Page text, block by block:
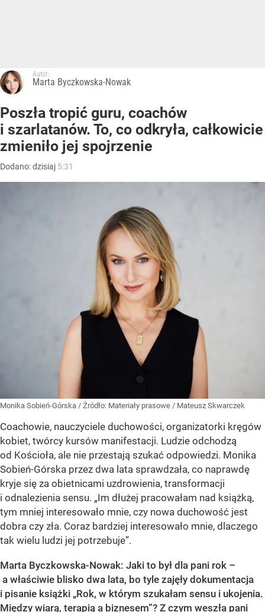
Autor:
Marta Byczkowska-Nowak
Poszła tropić guru, coachów
i szarlatanów. To, co odkryła, całkowicie
zmieniło jej spojrzenie
Dodano:dzisiaj 5:31
Monika Sobień-Górska / Źródło: Materiały prasowe / Mateusz Skwarczek
Coachowie, nauczyciele duchowości, organizatorki kręgów
kobiet, twórcy kursów manifestacji. Ludzie odchodzą
od Kościoła, ale nie przestają szukać odpowiedzi. Monika
Sobień-Górska przez dwa lata sprawdzała, co naprawdę
kryje się za obietnicami uzdrowienia, transformacji
i odnalezienia sensu. „Im dłużej pracowałam nad książką,
tym mniej interesowało mnie, czy nowa duchowość jest
dobra czy zła. Coraz bardziej interesowało mnie, dlaczego
tak wielu ludzi jej potrzebuje”.
Marta Byczkowska-Nowak: Jaki to był dla pani rok –
a właściwie blisko dwa lata, bo tyle zajęły dokumentacja
i pisanie książki „Rok, w którym szukałam sensu i ukojenia.
Między wiarą, terapią a biznesem”? Z czym weszła pani